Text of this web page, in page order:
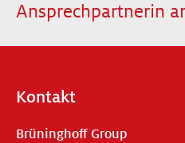
Ansprechpartnerin
Kontakt
Brüninghoff Group